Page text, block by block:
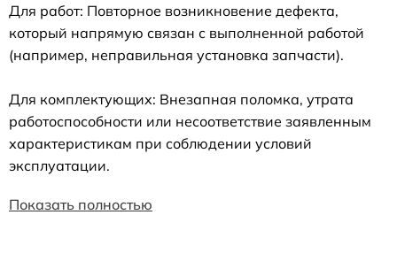
Для работ: Повторное возникновение дефекта,
который напрямую связан с выполненной работой
(например, неправильная установка запчасти).
Для комплектующих: Внезапная поломка, утрата
работоспособности или несоответствие заявленным
характеристикам при соблюдении условий
эксплуатации.
Показать полностью